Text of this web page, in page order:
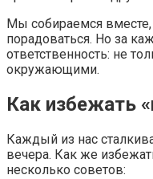
Мы собираемся
порадоваться. Но за
ответственность: не
окружающими.
Как избежать
Каждый из нас
вечера. Как же
несколько советов: